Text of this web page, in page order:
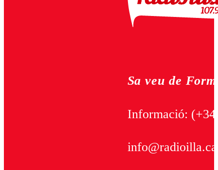
Sa veu de
Informació: